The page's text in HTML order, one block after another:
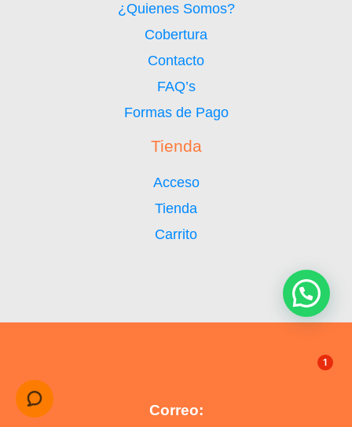
¿Quienes Somos?
Cobertura
Contacto
FAQ’s
Formas de Pago
Tienda
Acceso
Tienda
Carrito
Correo:
1